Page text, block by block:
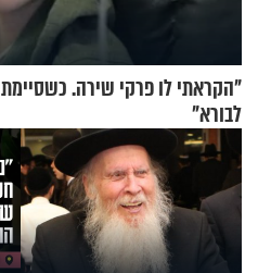
"הקראתי לו פרקי שירה.
לבורא"